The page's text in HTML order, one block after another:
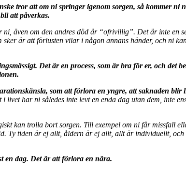
tror att om ni springer igenom sorgen, så kommer ni
att påverkas.
även om den andres död är “ofrivillig”. Det är inte en
är att förlusten vilar i någon annans händer, och ni
Det är en process, som är bra för er, och det
som att förlora en yngre, att saknaden blir
har ni således inte levt en enda dag utan dem, inte
kan trolla bort sorgen. Till exempel om ni får missfall
Ty tiden är ej allt, åldern är ej allt, allt är individuellt,
en dag. Det är att förlora en nära.